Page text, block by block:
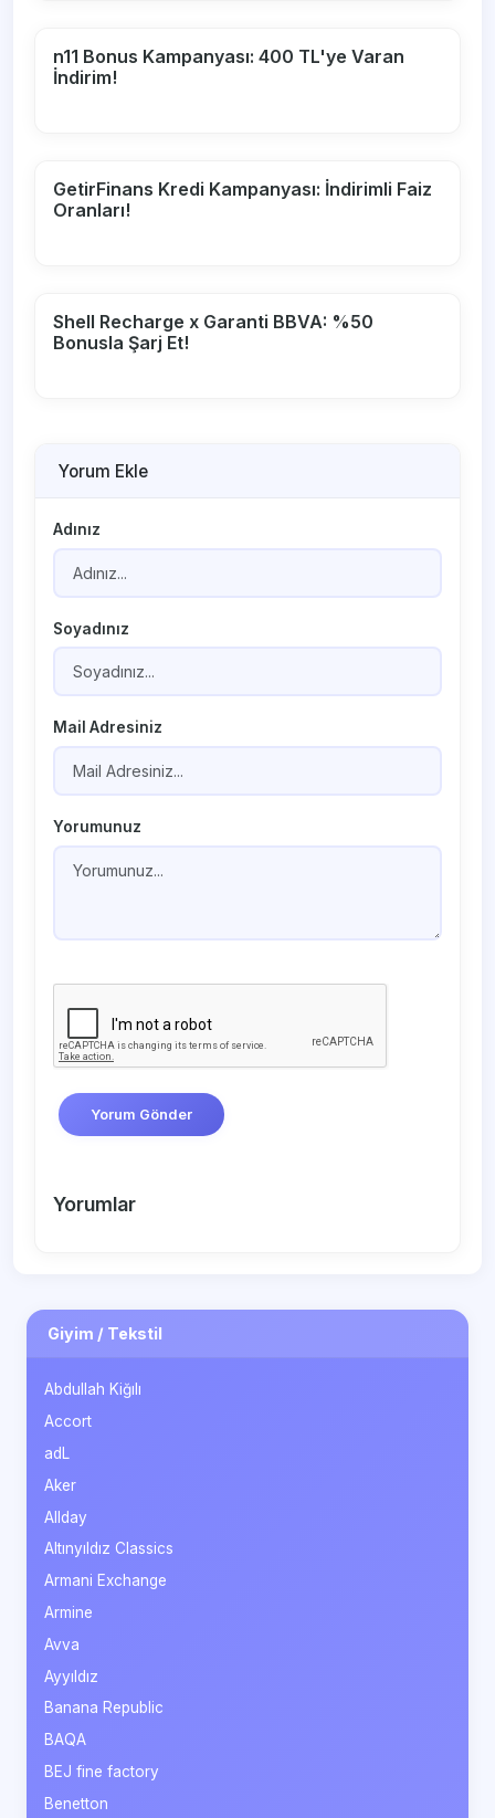
n11 Bonus Kampanyası: 400 TL'ye Varan
İndirim!
GetirFinans Kredi Kampanyası: İndirimli Faiz
Oranları!
Shell Recharge x Garanti BBVA: %50
Bonusla Şarj Et!
Yorum Ekle
Adınız
Soyadınız
Mail Adresiniz
Yorumunuz
Yorum Gönder
Yorumlar
Giyim / Tekstil
Abdullah Kiğılı
Accort
adL
Aker
Allday
Altınyıldız Classics
Armani Exchange
Armine
Avva
Ayyıldız
Banana Republic
BAQA
BEJ fine factory
Benetton